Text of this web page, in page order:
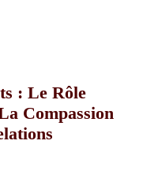
: Le Rôle
Compassion